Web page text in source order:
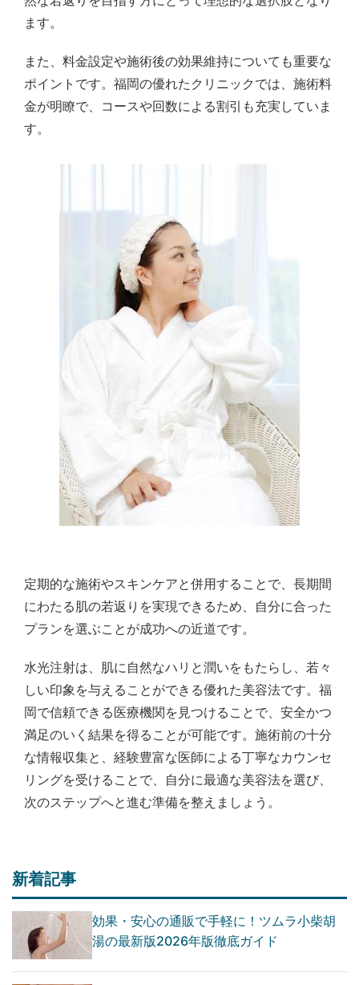
ます。
また、料金設定や施術後の効果維持についても重要な
ポイントです。福岡の優れたクリニックでは、施術料
金が明瞭で、コースや回数による割引も充実していま
す。
定期的な施術やスキンケアと併用することで、長期間
にわたる肌の若返りを実現できるため、自分に合った
プランを選ぶことが成功への近道です。
水光注射は、肌に自然なハリと潤いをもたらし、若々
しい印象を与えることができる優れた美容法です。福
岡で信頼できる医療機関を見つけることで、安全かつ
満足のいく結果を得ることが可能です。施術前の十分
な情報収集と、経験豊富な医師による丁寧なカウンセ
リングを受けることで、自分に最適な美容法を選び、
次のステップへと進む準備を整えましょう。
新着記事
効果・安心の通販で手軽に！ツムラ小柴胡
湯の最新版2026年版徹底ガイド